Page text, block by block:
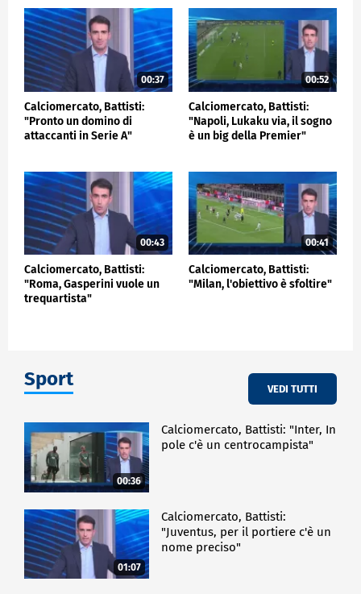
00:37
Calciomercato, Battisti:
"Pronto un domino di
attaccanti in Serie A"
00:52
Calciomercato, Battisti:
"Napoli, Lukaku via, il sogno
è un big della Premier"
00:43
Calciomercato, Battisti:
"Roma, Gasperini vuole un
trequartista"
00:41
Calciomercato, Battisti:
"Milan, l'obiettivo è sfoltire"
Sport VEDI TUTTI
00:36
Calciomercato, Battisti: "Inter, In
pole c'è un centrocampista"
01:07
Calciomercato, Battisti:
"Juventus, per il portiere c'è un
nome preciso"